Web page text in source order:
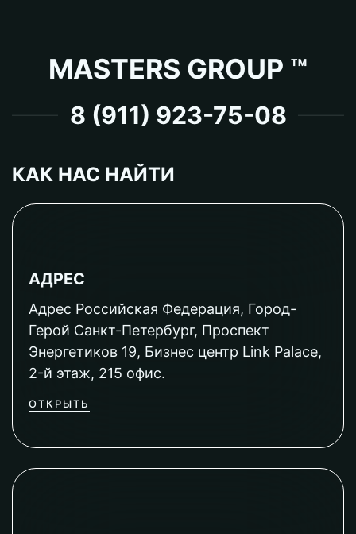
MASTERS GROUP ™
8 (911) 923-75-08
КАК НАС НАЙТИ
АДРЕС
Адрес Российская Федерация, Город-
Герой Санкт-Петербург, Проспект
Энергетиков 19, Бизнес центр Link Palace,
2-й этаж, 215 офис.
ОТКРЫТЬ